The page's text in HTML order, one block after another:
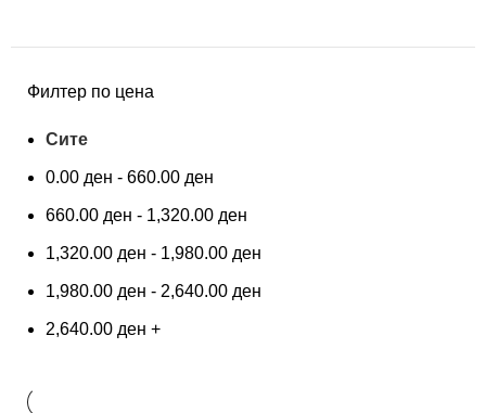
Филтер по цена
Сите
0.00 ден - 660.00 ден
660.00 ден - 1,320.00 ден
1,320.00 ден - 1,980.00 ден
1,980.00 ден - 2,640.00 ден
2,640.00 ден +